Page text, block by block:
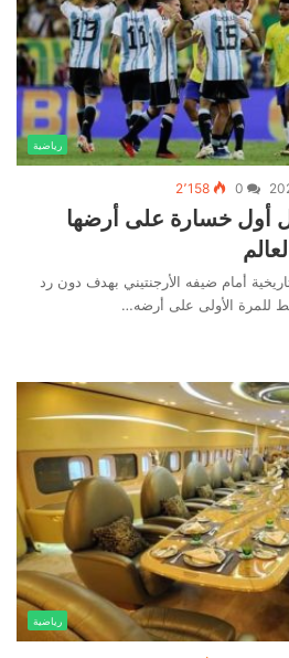
رياضية
2٬158
أول خسارة على أرضها
أمام ضيفه الأرجنتيني بهدف دون رد
للمرة الأولى على أرضه…
رياضية